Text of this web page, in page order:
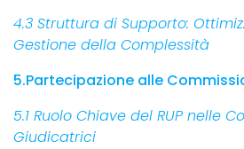
4.3 Struttura di Supporto:
Gestione della Complessità
5.Partecipazione alle
5.1 Ruolo Chiave del RUP nelle
Giudicatrici